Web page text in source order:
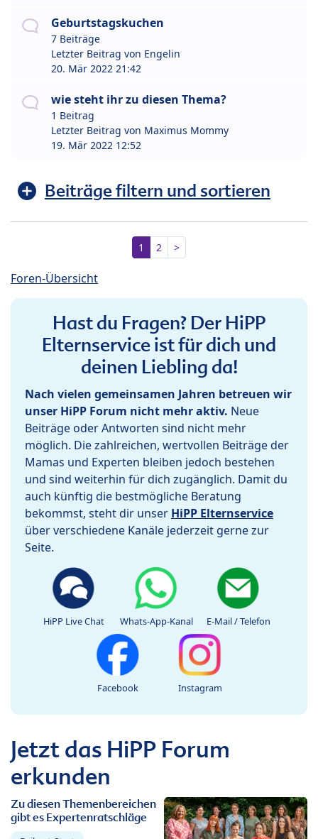
Geburtstagskuchen
7 Beiträge
Letzter Beitrag von Engelin
20. Mär 2022 21:42
wie steht ihr zu diesen Thema?
1 Beitrag
Letzter Beitrag von Maximus Mommy
19. Mär 2022 12:52
Beiträge filtern und sortieren
1 2 >
Foren-Übersicht
Hast du Fragen? Der HiPP
Elternservice ist für dich und
deinen Liebling da!
Nach vielen gemeinsamen Jahren betreuen wir
unser HiPP Forum nicht mehr aktiv. Neue
Beiträge oder Antworten sind nicht mehr
möglich. Die zahlreichen, wertvollen Beiträge der
Mamas und Experten bleiben jedoch bestehen
und sind weiterhin für dich zugänglich. Damit du
auch künftig die bestmögliche Beratung
bekommst, steht dir unser HiPP Elternservice
über verschiedene Kanäle jederzeit gerne zur
Seite.
HiPP Live Chat Whats-App-Kanal E-Mail / Telefon
Facebook Instagram
Jetzt das HiPP Forum
erkunden
Zu diesen Themenbereichen
gibt es Expertenratschläge